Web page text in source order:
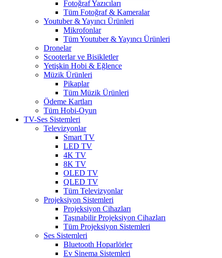
Fotoğraf Yazıcıları
Tüm Fotoğraf & Kameralar
Youtuber & Yayıncı Ürünleri
Mikrofonlar
Tüm Youtuber & Yayıncı Ürünleri
Dronelar
Scooterlar ve Bisikletler
Yetişkin Hobi & Eğlence
Müzik Ürünleri
Pikaplar
Tüm Müzik Ürünleri
Ödeme Kartları
Tüm Hobi-Oyun
TV-Ses Sistemleri
Televizyonlar
Smart TV
LED TV
4K TV
8K TV
OLED TV
QLED TV
Tüm Televizyonlar
Projeksiyon Sistemleri
Projeksiyon Cihazları
Taşınabilir Projeksiyon Cihazları
Tüm Projeksiyon Sistemleri
Ses Sistemleri
Bluetooth Hoparlörler
Ev Sinema Sistemleri